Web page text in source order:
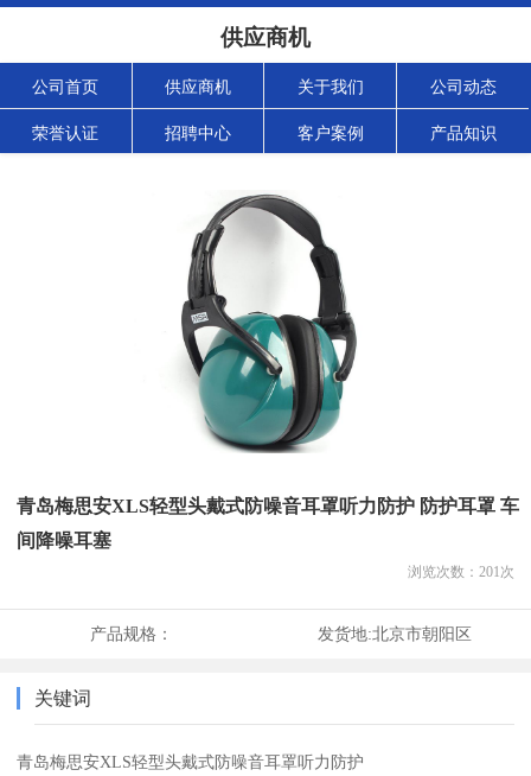
供应商机
公司首页 供应商机 关于我们 公司动态
荣誉认证 招聘中心 客户案例 产品知识
青岛梅思安XLS轻型头戴式防噪音耳罩听力防护 防护耳罩 车
间降噪耳塞
浏览次数： 201次
产品规格： 发货地:北京市朝阳区
关键词
青岛梅思安XLS轻型头戴式防噪音耳罩听力防护